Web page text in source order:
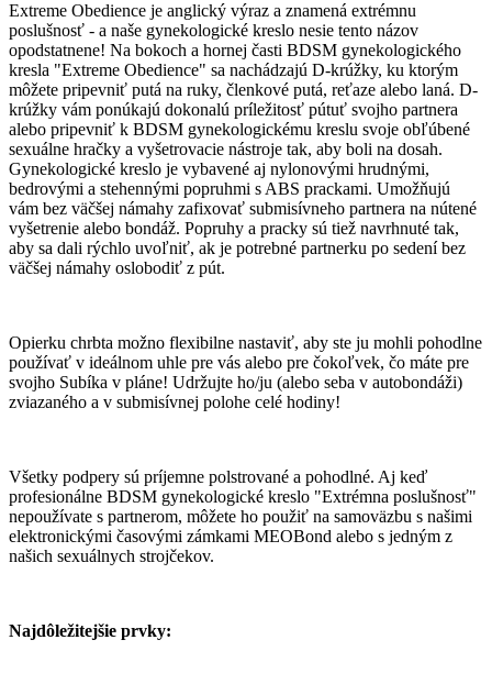
Extreme Obedience je anglický výraz a znamená extrémnu
poslušnosť - a naše gynekologické kreslo nesie tento názov
opodstatnene! Na bokoch a hornej časti BDSM gynekologického
kresla "Extreme Obedience" sa nachádzajú D-krúžky, ku ktorým
môžete pripevniť putá na ruky, členkové putá, reťaze alebo laná. D-
krúžky vám ponúkajú dokonalú príležitosť pútuť svojho partnera
alebo pripevniť k BDSM gynekologickému kreslu svoje obľúbené
sexuálne hračky a vyšetrovacie nástroje tak, aby boli na dosah.
Gynekologické kreslo je vybavené aj nylonovými hrudnými,
bedrovými a stehennými popruhmi s ABS prackami. Umožňujú
vám bez väčšej námahy zafixovať submisívneho partnera na nútené
vyšetrenie alebo bondáž. Popruhy a pracky sú tiež navrhnuté tak,
aby sa dali rýchlo uvoľniť, ak je potrebné partnerku po sedení bez
väčšej námahy oslobodiť z pút.
Opierku chrbta možno flexibilne nastaviť, aby ste ju mohli pohodlne
používať v ideálnom uhle pre vás alebo pre čokoľvek, čo máte pre
svojho Subíka v pláne! Udržujte ho/ju (alebo seba v autobondáži)
zviazaného a v submisívnej polohe celé hodiny!
Všetky podpery sú príjemne polstrované a pohodlné. Aj keď
profesionálne BDSM gynekologické kreslo "Extrémna poslušnosť"
nepoužívate s partnerom, môžete ho použiť na samoväzbu s našimi
elektronickými časovými zámkami MEOBond alebo s jedným z
našich sexuálnych strojčekov.
Najdôležitejšie prvky: